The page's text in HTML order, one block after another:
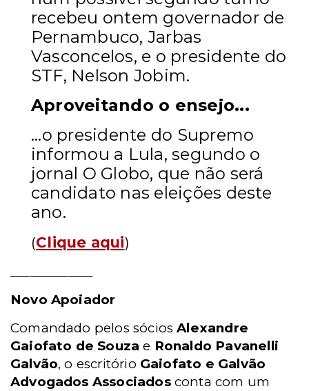
recebeu ontem governador de
Pernambuco, Jarbas
Vasconcelos, e o presidente do
STF, Nelson Jobim.
Aproveitando o ensejo...
...o presidente do Supremo
informou a Lula, segundo o
jornal O Globo, que não será
candidato nas eleições deste
ano.
(Clique aqui)
Novo Apoiador
Comandado pelos sóciosAlexandre
Gaiofato de Souza e Ronaldo Pavanelli
Galvão, o escritório Gaiofato e Galvão
Advogados Associadosconta com um